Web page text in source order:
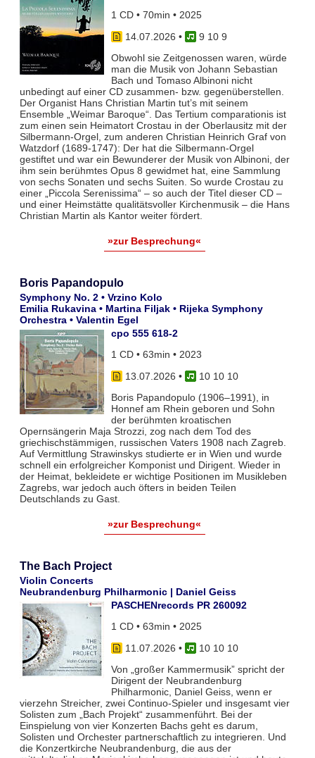
1 CD • 70min • 2025
14.07.2026 •
9 10 9
Obwohl sie Zeitgenossen waren, würde
man die Musik von Johann Sebastian
Bach und Tomaso Albinoni nicht
unbedingt auf einer CD zusammen- bzw. gegenüberstellen.
Der Organist Hans Christian Martin tut’s mit seinem
Ensemble „Weimar Baroque“. Das Tertium comparationis ist
zum einen sein Heimatort Crostau in der Oberlausitz mit der
Silbermann-Orgel, zum anderen Christian Heinrich Graf von
Watzdorf (1689-1747): Der hat die Silbermann-Orgel
gestiftet und war ein Bewunderer der Musik von Albinoni, der
ihm sein berühmtes Opus 8 gewidmet hat, eine Sammlung
von sechs Sonaten und sechs Suiten. So wurde Crostau zu
einer „Piccola Serenissima“ – so auch der Titel dieser CD –
und einer Heimstätte qualitätsvoller Kirchenmusik – die Hans
Christian Martin als Kantor weiter fördert.
»zur Besprechung«
Boris Papandopulo
Symphony No. 2 • Vrzino Kolo
Emilia Rukavina • Martina Filjak • Rijeka Symphony
Orchestra • Valentin Egel
cpo 555 618-2
1 CD • 63min • 2023
13.07.2026 •
10 10 10
Boris Papandopulo (1906–1991), in
Honnef am Rhein geboren und Sohn
der berühmten kroatischen
Opernsängerin Maja Strozzi, zog nach dem Tod des
griechischstämmigen, russischen Vaters 1908 nach Zagreb.
Auf Vermittlung Strawinskys studierte er in Wien und wurde
schnell ein erfolgreicher Komponist und Dirigent. Wieder in
der Heimat, bekleidete er wichtige Positionen im Musikleben
Zagrebs, war jedoch auch öfters in beiden Teilen
Deutschlands zu Gast.
»zur Besprechung«
The Bach Project
Violin Concerts
Neubrandenburg Philharmonic | Daniel Geiss
PASCHENrecords PR 260092
1 CD • 63min • 2025
11.07.2026 •
10 10 10
Von „großer Kammermusik” spricht der
Dirigent der Neubrandenburg
Philharmonic, Daniel Geiss, wenn er
vierzehn Streicher, zwei Continuo-Spieler und insgesamt vier
Solisten zum „Bach Projekt“ zusammenführt. Bei der
Einspielung von vier Konzerten Bachs geht es darum,
Solisten und Orchester partnerschaftlich zu integrieren. Und
die Konzertkirche Neubrandenburg, die aus der